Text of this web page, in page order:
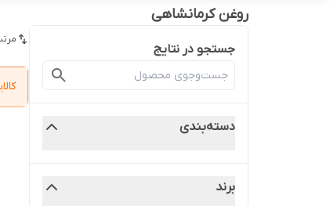
روغن کرمانشاهی
جستجو در نتایج
دسته‌بندی
برند